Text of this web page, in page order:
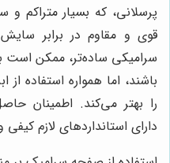
پرسلانی، که بسیار متراکم
قوی و مقاوم در برابر
سرامیکی ساده‌تر، ممکن است
باشند، اما همواره استفاده از
را بهتر می‌کند. اطمینان
دارای استانداردهای لازم